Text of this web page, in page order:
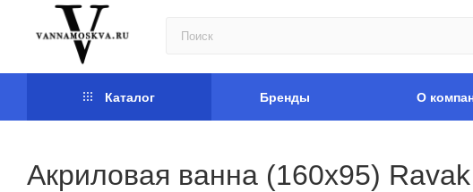
Каталог Бренды О
Акриловая ванна (160х95)